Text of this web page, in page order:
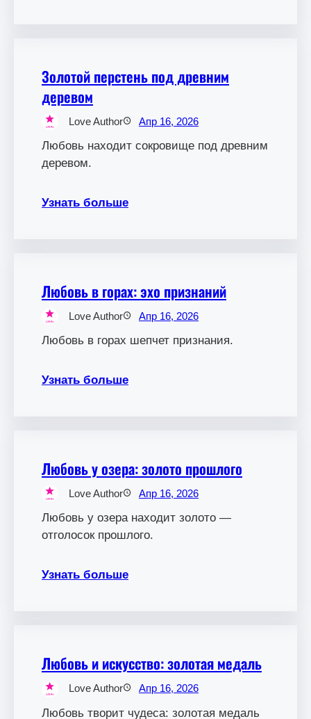
Золотой перстень под древним
деревом
Love Author Апр 16, 2026
Любовь находит сокровище под древним
деревом.
Узнать больше
Любовь в горах: эхо признаний
Love Author Апр 16, 2026
Любовь в горах шепчет признания.
Узнать больше
Любовь у озера: золото прошлого
Love Author Апр 16, 2026
Любовь у озера находит золото —
отголосок прошлого.
Узнать больше
Любовь и искусство: золотая медаль
Love Author Апр 16, 2026
Любовь творит чудеса: золотая медаль